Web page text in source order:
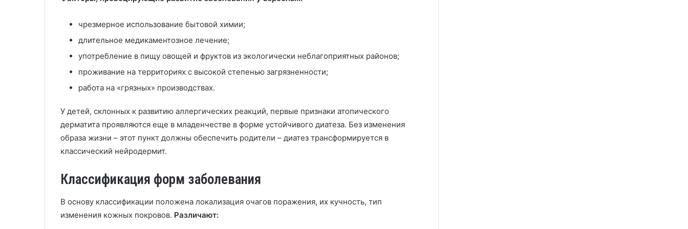
чрезмерное использование бытовой химии;
длительное медикаментозное лечение;
употребление в пищу овощей и фруктов из экологически неблагоприятных районов;
проживание на территориях с высокой степенью загрязненности;
работа на «грязных» производствах.
У детей, склонных к развитию аллергических реакций, первые признаки атопического
дерматита проявляются еще в младенчестве в форме устойчивого диатеза. Без изменения
образа жизни – этот пункт должны обеспечить родители – диатез трансформируется в
классический нейродермит.
Классификация форм заболевания
В основу классификации положена локализация очагов поражения, их кучность, тип
изменения кожных покровов. Различают: